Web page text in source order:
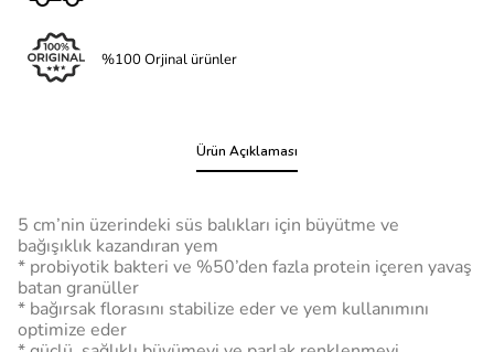
%100 Orjinal ürünler
Ürün Açıklaması
5 cm’nin üzerindeki süs balıkları için büyütme ve
bağışıklık kazandıran yem
* probiyotik bakteri ve %50’den fazla protein içeren yavaş
batan granüller
* bağırsak florasını stabilize eder ve yem kullanımını
optimize eder